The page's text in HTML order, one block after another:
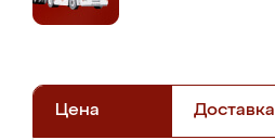
Цена Доставка